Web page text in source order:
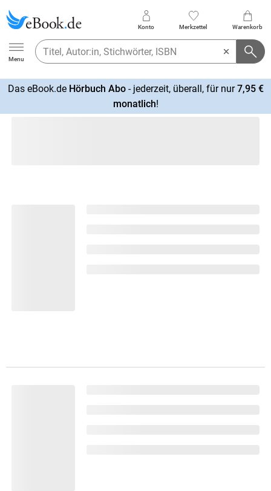
Ebook.de
Menu
Konto Merkzettel Warenkorb
Das eBook.de Hörbuch Abo- jederzeit, überall, für nur7,95 €
monatlich!